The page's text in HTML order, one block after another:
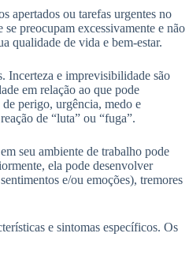
apertados ou tarefas urgentes no
preocupam excessivamente e não
qualidade de vida e bem-estar.
Incerteza e imprevisibilidade são
em relação ao que pode
perigo, urgência, medo e
de “luta” ou “fuga”.
seu ambiente de trabalho pode
ela pode desenvolver
e/ou emoções), tremores
e sintomas específicos. Os